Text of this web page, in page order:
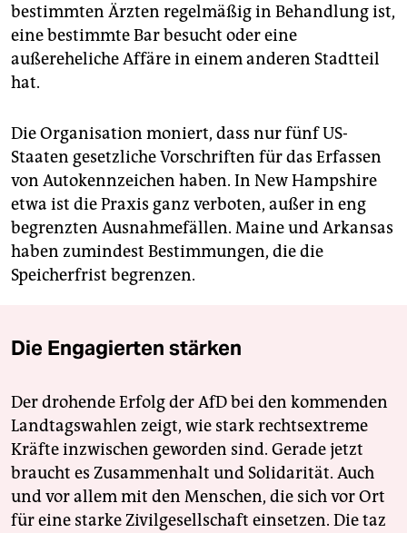
bestimmten Ärzten regelmäßig in Behandlung ist,
eine bestimmte Bar besucht oder eine
außereheliche Affäre in einem anderen Stadtteil
hat.
Die Organisation moniert, dass nur fünf US-
Staaten gesetzliche Vorschriften für das Erfassen
von Autokennzeichen haben. In New Hampshire
etwa ist die Praxis ganz verboten, außer in eng
begrenzten Ausnahmefällen. Maine und Arkansas
haben zumindest Bestimmungen, die die
Speicherfrist begrenzen.
Die Engagierten stärken
Der drohende Erfolg der AfD bei den kommenden
Landtagswahlen zeigt, wie stark rechtsextreme
Kräfte inzwischen geworden sind. Gerade jetzt
braucht es Zusammenhalt und Solidarität. Auch
und vor allem mit den Menschen, die sich vor Ort
für eine starke Zivilgesellschaft einsetzen. Die taz